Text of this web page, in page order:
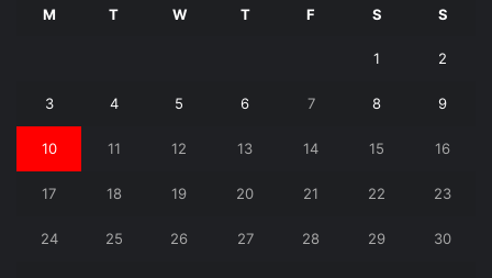
M T W T F S S
1 2
3 4 5 6 7 8 9
10 11 12 13 14 15 16
17 18 19 20 21 22 23
24 25 26 27 28 29 30